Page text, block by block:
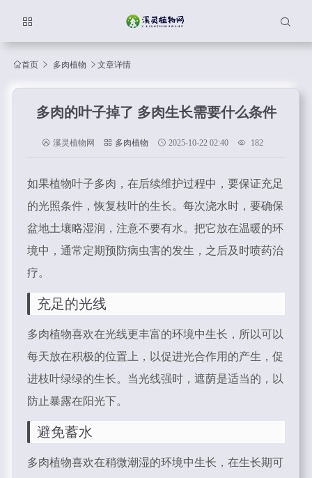
首页 多肉植物 文章详情
多肉的叶子掉了 多肉生长需要什么条件
溪灵植物网 多肉植物 2025-10-22 02:40 182
如果植物叶子多肉，在后续维护过程中，要保证充足
的光照条件，恢复枝叶的生长。每次浇水时，要确保
盆地土壤略湿润，注意不要有水。把它放在温暖的环
境中，通常定期预防病虫害的发生，之后及时喷药治
疗。
充足的光线
多肉植物喜欢在光线更丰富的环境中生长，所以可以
每天放在积极的位置上，以促进光合作用的产生，促
进枝叶绿绿的生长。当光线强时，遮荫是适当的，以
防止暴露在阳光下。
避免蓄水
多肉植物喜欢在稍微潮湿的环境中生长，在生长期可